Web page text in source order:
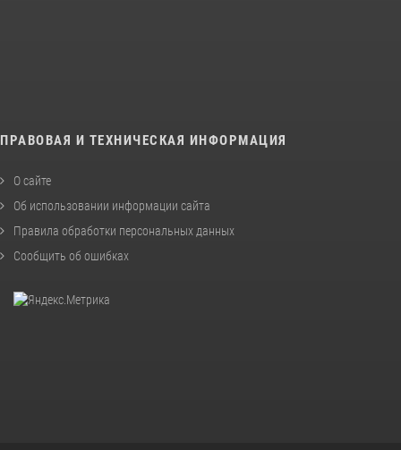
ПРАВОВАЯ И ТЕХНИЧЕСКАЯ ИНФОРМАЦИЯ
О сайте
Об использовании информации сайта
Правила обработки персональных данных
Сообщить об ошибках